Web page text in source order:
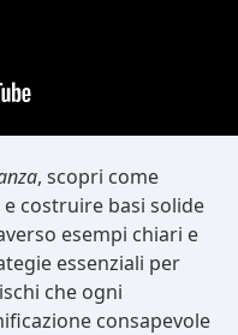
, scopri come
e costruire basi solide
esempi chiari e
essenziali per
che ogni
consapevole